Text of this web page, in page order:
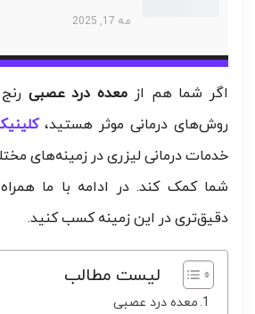
مه 17, 2025
اگر شما هم از معده درد عصبی
روش‌های درمانی موثر هستید،
خدمات درمانی لیزری در زمینه‌های
شما کمک کند. در ادامه با ما
دقیق‌تری در این زمینه کسب کنید.
لیست مطالب
معده درد عصبی